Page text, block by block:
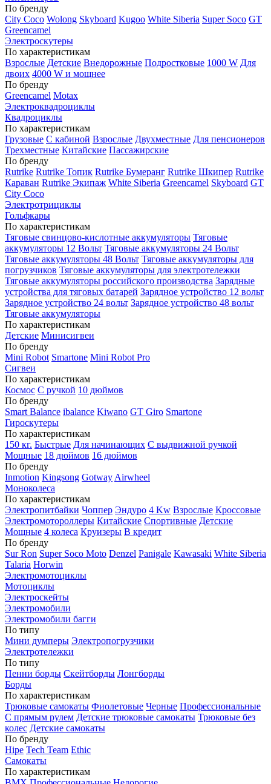
По бренду
City Coco Wolong Skyboard Kugoo White Siberia Super Soco GT
Greencamel
Электроскутеры
По характеристикам
Взрослые Детские Внедорожные Подростковые 1000 W Для
двоих 4000 W и мощнее
По бренду
Greencamel Motax
Электроквадроциклы
Квадроциклы
По характеристикам
Грузовые С кабиной Взрослые Двухместные Для пенсионеров
Трехместные Китайские Пассажирские
По бренду
Rutrike Rutrike Топик Rutrike Бумеранг Rutrike Шкипер Rutrike
Караван Rutrike Экипаж White Siberia Greencamel Skyboard GT
City Coco
Электротрициклы
Гольфкары
По характеристикам
Тяговые свинцово-кислотные аккумуляторы Тяговые
аккумуляторы 12 Вольт Тяговые аккумуляторы 24 Вольт
Тяговые аккумуляторы 48 Вольт Тяговые аккумуляторы для
погрузчиков Тяговые аккумуляторы для электротележки
Тяговые аккумуляторы российского производства Зарядные
устройства для тяговых батарей Зарядное устройство 12 вольт
Зарядное устройство 24 вольт Зарядное устройство 48 вольт
Тяговые аккумуляторы
По характеристикам
Детские Минисигвеи
По бренду
Mini Robot Smartone Mini Robot Pro
Сигвеи
По характеристикам
Космос С ручкой 10 дюймов
По бренду
Smart Balance ibalance Kiwano GT Giro Smartone
Гироскутеры
По характеристикам
150 кг. Быстрые Для начинающих С выдвижной ручкой
Мощные 18 дюймов 16 дюймов
По бренду
Inmotion Kingsong Gotway Airwheel
Моноколеса
По характеристикам
Электропитбайки Чоппер Эндуро 4 Kw Взрослые Кроссовые
Электромотороллеры Китайские Спортивные Детские
Мощные 4 колеса Круизеры В кредит
По бренду
Sur Ron Super Soco Moto Denzel Panigale Kawasaki White Siberia
Talaria Horwin
Электромотоциклы
Мотоциклы
Электроскейты
Электромобили
Электромобили багги
По типу
Мини думперы Электропогрузчики
Электротележки
По типу
Пенни борды Скейтборды Лонгборды
Борды
По характеристикам
Трюковые самокаты Фиолетовые Черные Профессиональные
С прямым рулем Детские трюковые самокаты Трюковые без
колес Детские самокаты
По бренду
Hipe Tech Team Ethic
Самокаты
По характеристикам